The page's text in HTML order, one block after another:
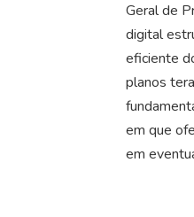
Geral de
digital
eficiente
planos
em que
em